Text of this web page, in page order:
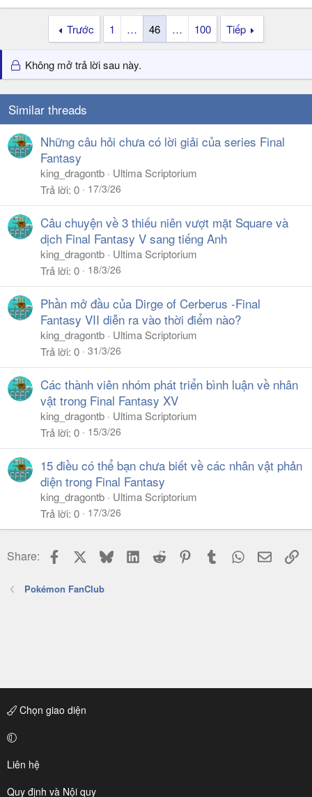
Trước 1 … 46 … 100 Tiếp
Không mở trả lời sau này.
Similar threads
Những câu hỏi chưa có lời giải của series Final
Fantasy
king_dragontb
Ultima Scriptorium
Trả lời 0 17/3/26
Câu chuyện về 3 thiếu niên vượt mặt Square và
dịch Final Fantasy V sang tiếng Anh
king_dragontb
Ultima Scriptorium
Trả lời 0 18/3/26
Phần mở đầu của Dirge of Cerberus -Final
Fantasy VII diễn ra vào thời điểm nào?
king_dragontb
Ultima Scriptorium
Trả lời 0 31/3/26
Các thành viên nhóm phát triển bình luận về nhân
vật trong Final Fantasy XV
king_dragontb
Ultima Scriptorium
Trả lời 0 15/3/26
15 điều có thể bạn chưa biết về các nhân vật phản
diện trong Final Fantasy
king_dragontb
Ultima Scriptorium
Trả lời 0 17/3/26
Share: Facebook BlueskyLinkedIn
Reddit PinterestTumblr WhatsApp
Email
Pokémon FanClub
Chọn giao diện
Liên hệ
Quy định và Nội quy